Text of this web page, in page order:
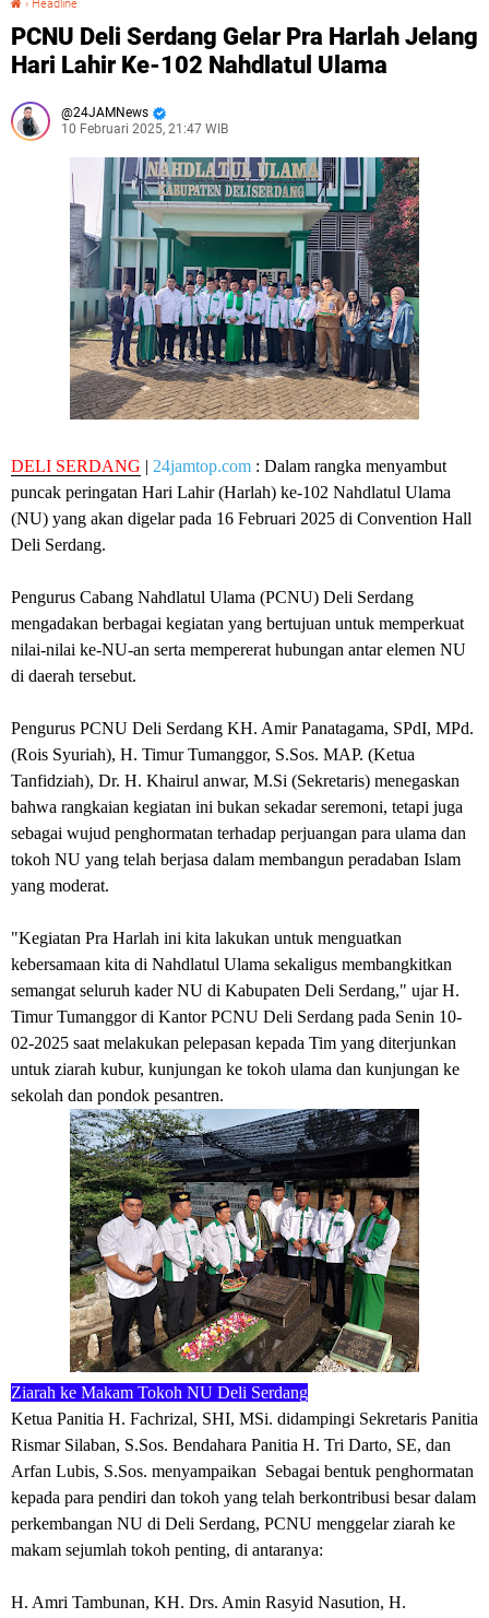
› Headline
PCNU Deli Serdang Gelar Pra Harlah Jelang
Hari Lahir Ke-102 Nahdlatul Ulama
24JAMNews
10 Februari 2025, 21:47 WIB
DELI SERDANG | 24jamtop.com : Dalam rangka menyambut
puncak peringatan Hari Lahir (Harlah) ke-102 Nahdlatul Ulama
(NU) yang akan digelar pada 16 Februari 2025 di Convention Hall
Deli Serdang.
Pengurus Cabang Nahdlatul Ulama (PCNU) Deli Serdang
mengadakan berbagai kegiatan yang bertujuan untuk memperkuat
nilai-nilai ke-NU-an serta mempererat hubungan antar elemen NU
di daerah tersebut.
Pengurus PCNU Deli Serdang KH. Amir Panatagama, SPdI, MPd.
(Rois Syuriah), H. Timur Tumanggor, S.Sos. MAP. (Ketua
Tanfidziah), Dr. H. Khairul anwar, M.Si (Sekretaris) menegaskan
bahwa rangkaian kegiatan ini bukan sekadar seremoni, tetapi juga
sebagai wujud penghormatan terhadap perjuangan para ulama dan
tokoh NU yang telah berjasa dalam membangun peradaban Islam
yang moderat.
"Kegiatan Pra Harlah ini kita lakukan untuk menguatkan
kebersamaan kita di Nahdlatul Ulama sekaligus membangkitkan
semangat seluruh kader NU di Kabupaten Deli Serdang," ujar H.
Timur Tumanggor di Kantor PCNU Deli Serdang pada Senin 10-
02-2025 saat melakukan pelepasan kepada Tim yang diterjunkan
untuk ziarah kubur, kunjungan ke tokoh ulama dan kunjungan ke
sekolah dan pondok pesantren.
Ziarah ke Makam Tokoh NU Deli Serdang
Ketua Panitia H. Fachrizal, SHI, MSi. didampingi Sekretaris Panitia
Rismar Silaban, S.Sos. Bendahara Panitia H. Tri Darto, SE, dan
Arfan Lubis, S.Sos. menyampaikan Sebagai bentuk penghormatan
kepada para pendiri dan tokoh yang telah berkontribusi besar dalam
perkembangan NU di Deli Serdang, PCNU menggelar ziarah ke
makam sejumlah tokoh penting, di antaranya:
H. Amri Tambunan, KH. Drs. Amin Rasyid Nasution, H.